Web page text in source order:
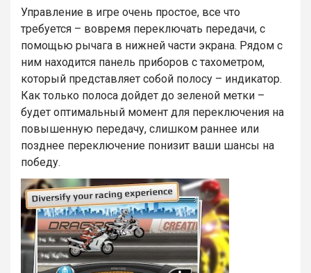
Управление в игре очень простое, все что
требуется – вовремя переключать передачи, с
помощью рычага в нижней части экрана. Рядом с
ним находится панель приборов с тахометром,
который представляет собой полосу – индикатор.
Как только полоса дойдет до зеленой метки –
будет оптимальный момент для переключения на
повышенную передачу, слишком раннее или
позднее переключение понизит ваши шансы на
победу.